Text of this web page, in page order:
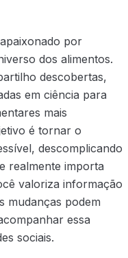
por
dos alimentos.
descobertas,
em ciência para
mais
é tornar o
descomplicando
realmente importa
valoriza informação
mudanças podem
essa
sociais.